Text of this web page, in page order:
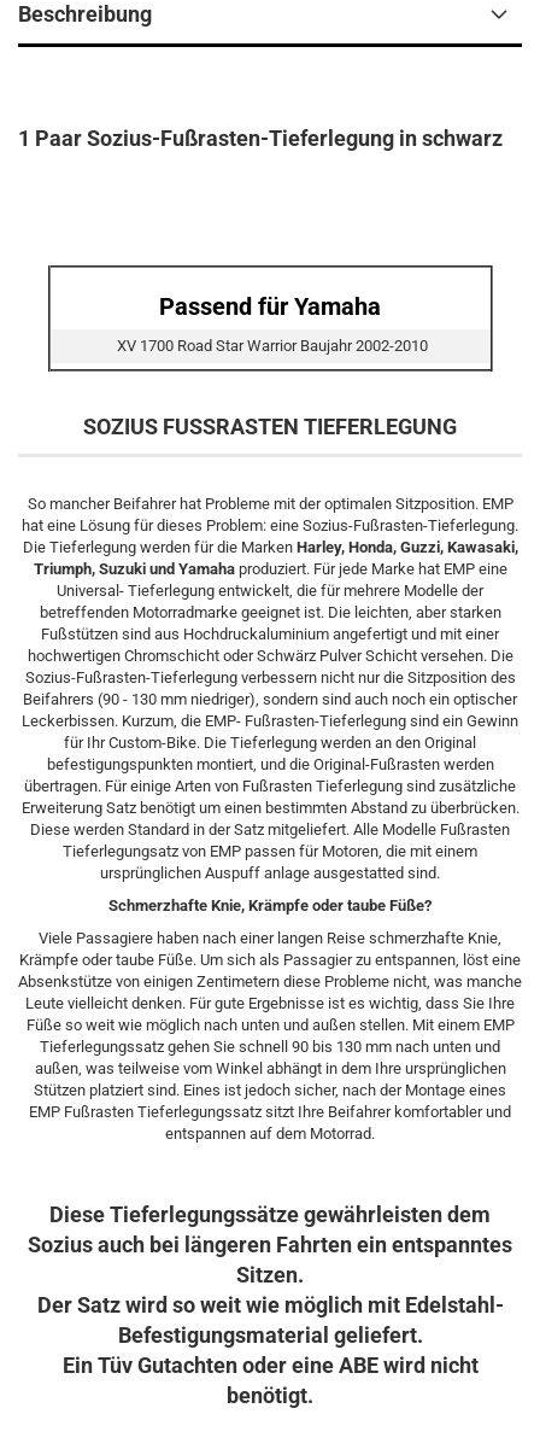
Beschreibung
1 Paar Sozius-Fußrasten-Tieferlegung in schwarz
Passend für Yamaha
XV 1700 Road Star Warrior Baujahr 2002-2010
SOZIUS FUSSRASTEN TIEFERLEGUNG
So mancher Beifahrer hat Probleme mit der optimalen Sitzposition. EMP
hat eine Lösung für dieses Problem: eine Sozius-Fußrasten-Tieferlegung.
Die Tieferlegung werden für die Marken Harley, Honda, Guzzi, Kawasaki,
Triumph, Suzuki und Yamahaproduziert. Für jede Marke hat EMP eine
Universal- Tieferlegung entwickelt, die für mehrere Modelle der
betreffenden Motorradmarke geeignet ist. Die leichten, aber starken
Fußstützen sind aus Hochdruckaluminium angefertigt und mit einer
hochwertigen Chromschicht oder Schwärz Pulver Schicht versehen. Die
Sozius-Fußrasten-Tieferlegung verbessern nicht nur die Sitzposition des
Beifahrers (90 - 130 mm niedriger), sondern sind auch noch ein optischer
Leckerbissen. Kurzum, die EMP- Fußrasten-Tieferlegung sind ein Gewinn
für Ihr Custom-Bike. Die Tieferlegung werden an den Original
befestigungspunkten montiert, und die Original-Fußrasten werden
übertragen. Für einige Arten von Fußrasten Tieferlegung sind zusätzliche
Erweiterung Satz benötigt um einen bestimmten Abstand zu überbrücken.
Diese werden Standard in der Satz mitgeliefert. Alle Modelle Fußrasten
Tieferlegungsatz von EMP passen für Motoren, die mit einem
ursprünglichen Auspuff anlage ausgestatted sind.
Schmerzhafte Knie, Krämpfe oder taube Füße?
Viele Passagiere haben nach einer langen Reise schmerzhafte Knie,
Krämpfe oder taube Füße. Um sich als Passagier zu entspannen, löst eine
Absenkstütze von einigen Zentimetern diese Probleme nicht, was manche
Leute vielleicht denken. Für gute Ergebnisse ist es wichtig, dass Sie Ihre
Füße so weit wie möglich nach unten und außen stellen. Mit einem EMP
Tieferlegungssatz gehen Sie schnell 90 bis 130 mm nach unten und
außen, was teilweise vom Winkel abhängt in dem Ihre ursprünglichen
Stützen platziert sind. Eines ist jedoch sicher, nach der Montage eines
EMP Fußrasten Tieferlegungssatz sitzt Ihre Beifahrer komfortabler und
entspannen auf dem Motorrad.​
Diese Tieferlegungssätze gewährleisten dem
Sozius auch bei längeren Fahrten ein entspanntes
Sitzen.
Der Satz wird so weit wie möglich mit Edelstahl-
Befestigungsmaterial geliefert.
Ein Tüv Gutachten oder eine ABE wird nicht
benötigt.